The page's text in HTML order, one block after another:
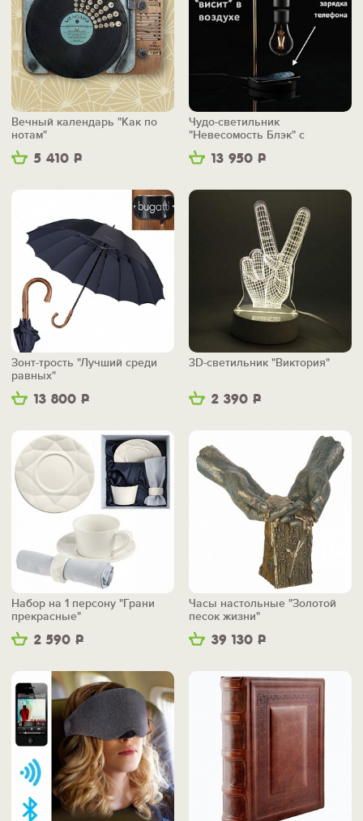
5 410 Р
Вечный календарь "Как по
нотам"
13 950 Р
Чудо-светильник
"Невесомость Блэк" с
беспроводной зарядкой
13 800 Р
Зонт-трость "Лучший среди
равных"
2 390 Р
3D-светильник "Виктория"
2 590 Р
Набор на 1 персону "Грани
прекрасные"
39 130 Р
Часы настольные "Золотой
песок жизни"